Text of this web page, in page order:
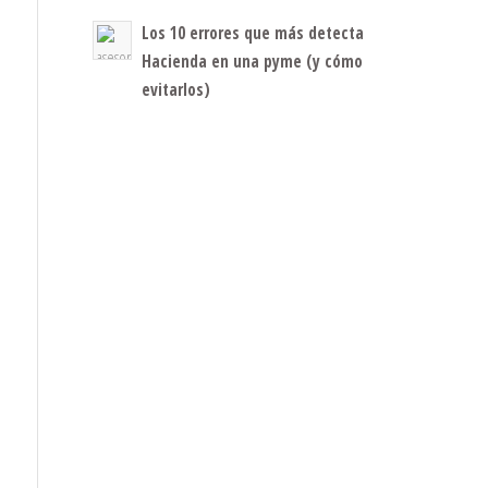
Los 10 errores que más detecta
Hacienda en una pyme (y cómo
evitarlos)